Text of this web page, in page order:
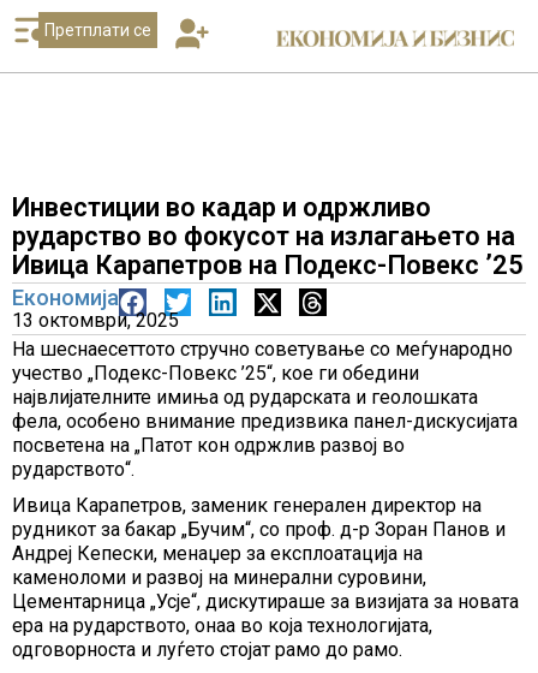
Претплати се
Инвестиции во кадар и одржливо
рударство во фокусот на излагањето на
Ивица Карапетров на Подекс-Повекс ’25
Економија
13 октомври, 2025
На шеснаесеттото стручно советување со меѓународно
учество „Подекс-Повекс ’25“, кое ги обедини
највлијателните имиња од рударската и геолошката
фела, особено внимание предизвика панел-дискусијата
посветена на „Патот кон одржлив развој во
рударството“.
Ивица Карапетров, заменик генерален директор на
рудникот за бакар „Бучим“, со проф. д-р Зоран Панов и
Андреј Кепески, менаџер за експлоатација на
каменоломи и развој на минерални суровини,
Цементарница „Усје“, дискутираше за визијата за новата
ера на рударството, онаа во која технологијата,
одговорноста и луѓето стојат рамо до рамо.